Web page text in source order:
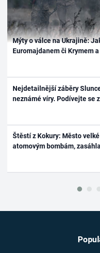
Mýty o válce na Ukrajině:
Euromajdanem či Krymem
Nejdetailnější záběry
neznámé víry. Podívejte se
Štěstí z Kokury: Město
atomovým bombám,